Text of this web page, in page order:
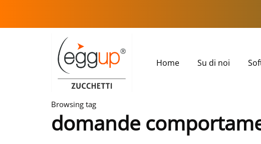
Home Su di noi
Browsing tag
domande